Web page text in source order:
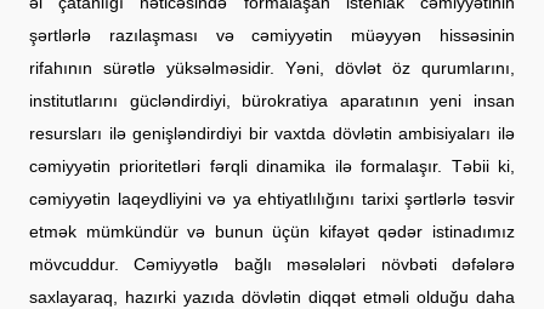
şərtlərlə razılaşması və cəmiyyətin müəyyən hissəsinin
rifahının sürətlə yüksəlməsidir. Yəni, dövlət öz qurumlarını,
institutlarını gücləndirdiyi, bürokratiya aparatının yeni insan
resursları ilə genişləndirdiyi bir vaxtda dövlətin ambisiyaları ilə
cəmiyyətin prioritetləri fərqli dinamika ilə formalaşır. Təbii ki,
cəmiyyətin laqeydliyini və ya ehtiyatlılığını tarixi şərtlərlə təsvir
etmək mümkündür və bunun üçün kifayət qədər istinadımız
mövcuddur. Cəmiyyətlə bağlı məsələləri növbəti dəfələrə
saxlayaraq, hazırki yazıda dövlətin diqqət etməli olduğu daha